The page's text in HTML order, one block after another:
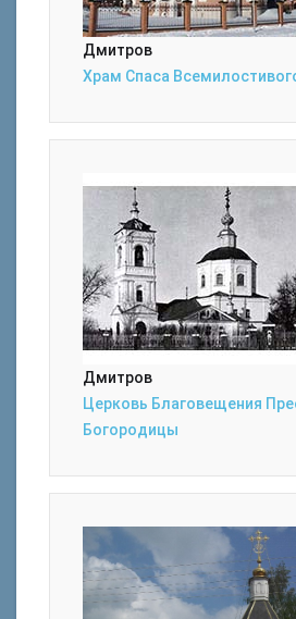
Дмитров
Храм Спаса
Дмитров
Церковь Благовещения
Богородицы